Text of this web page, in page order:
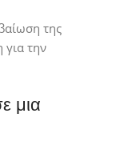
της
για την
μια